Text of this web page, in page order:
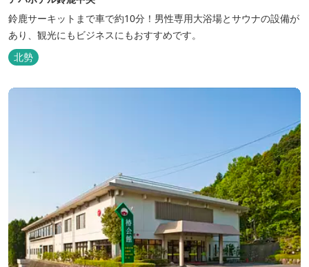
鈴鹿サーキットまで車で約10分！男性専用大浴場とサウナの設備が
あり、観光にもビジネスにもおすすめです。
北勢